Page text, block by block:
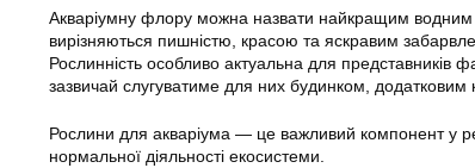
Акваріумну флору можна назвати найкращим водним
вирізняються пишністю, красою та яскравим
Рослинність особливо актуальна для представників
зазвичай слугуватиме для них будинком,
Рослини для акваріума — це важливий компонент у
нормальної діяльності екосистеми.